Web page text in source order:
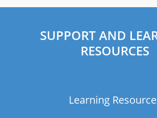
SUPPORT AND
RESOURCES
Learning